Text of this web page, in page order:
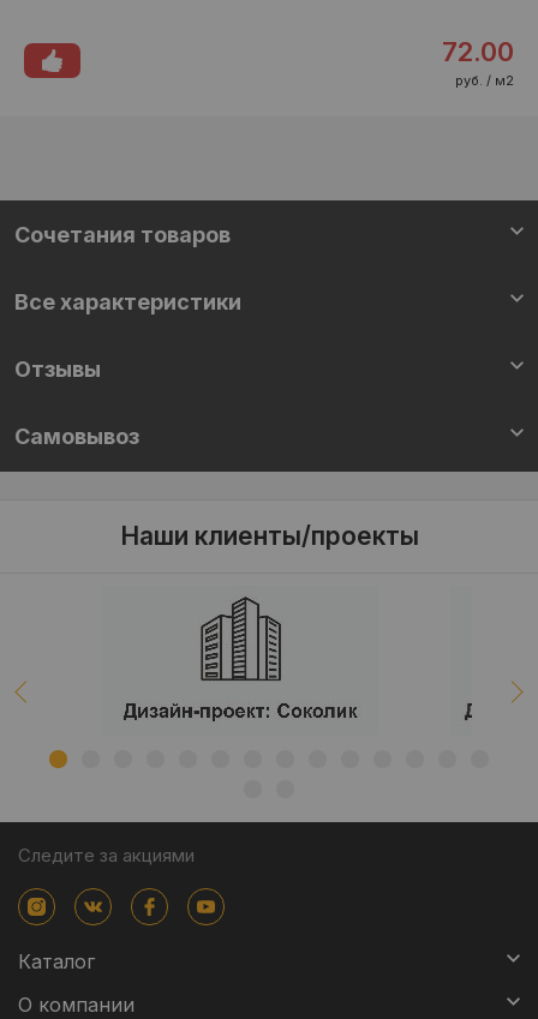
72.00
руб. / м2
Cочетания товаров
Все характеристики
Отзывы
Самовывоз
Наши клиенты/проекты
Следите за акциями
Каталог
О компании